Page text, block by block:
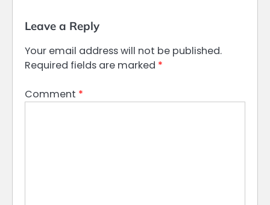
Leave a Reply
Your email address will not be published.
Required fields are marked *
Comment *